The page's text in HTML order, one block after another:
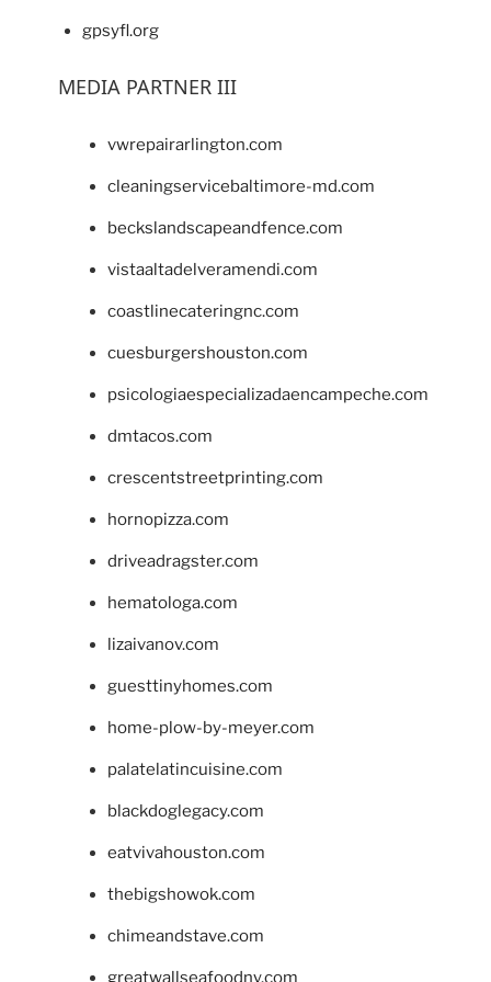
gpsyfl.org
MEDIA PARTNER III
vwrepairarlington.com
cleaningservicebaltimore-md.com
beckslandscapeandfence.com
vistaaltadelveramendi.com
coastlinecateringnc.com
cuesburgershouston.com
psicologiaespecializadaencampeche.com
dmtacos.com
crescentstreetprinting.com
hornopizza.com
driveadragster.com
hematologa.com
lizaivanov.com
guesttinyhomes.com
home-plow-by-meyer.com
palatelatincuisine.com
blackdoglegacy.com
eatvivahouston.com
thebigshowok.com
chimeandstave.com
greatwallseafoodny.com